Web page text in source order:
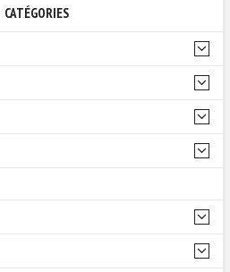
CATÉGORIES